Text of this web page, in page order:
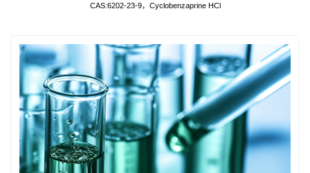
CAS:6202-23-9，Cyclobenzaprine HCl